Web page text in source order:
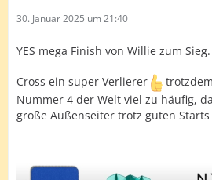
30. Januar 2025 um 21:40
YES mega Finish von Willie zum
Cross ein super Verlierer
Nummer 4 der Welt viel zu häufig,
große Außenseiter trotz guten